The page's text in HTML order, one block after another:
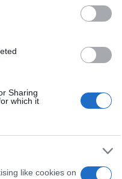
Sharing
which it
like cookies on
u
je morao da ih
5